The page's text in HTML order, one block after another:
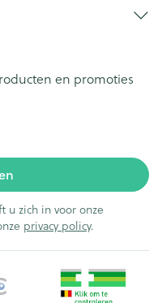
en promoties
u zich in voor onze
privacy policy.